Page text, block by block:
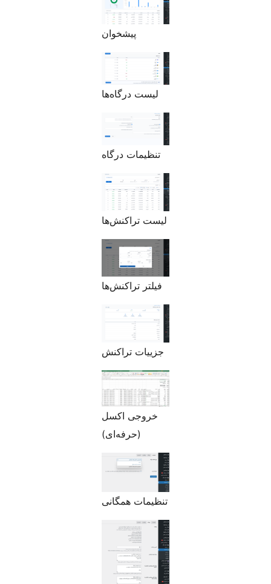
پیشخوان
لیست درگاه‌ها
تنظیمات درگاه
لیست تراکنش‌ها
فیلتر تراکنش‌ها
جزییات تراکنش
خروجی اکسل
(حرفه‌ای)
تنظیمات همگانی